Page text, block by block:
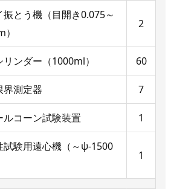
振とう機（目開き0.075～
2
リンダー（1000ml） 60
界測定器 7
ルコーン試験装置 1
試験用遠心機（～ψ-1500
1